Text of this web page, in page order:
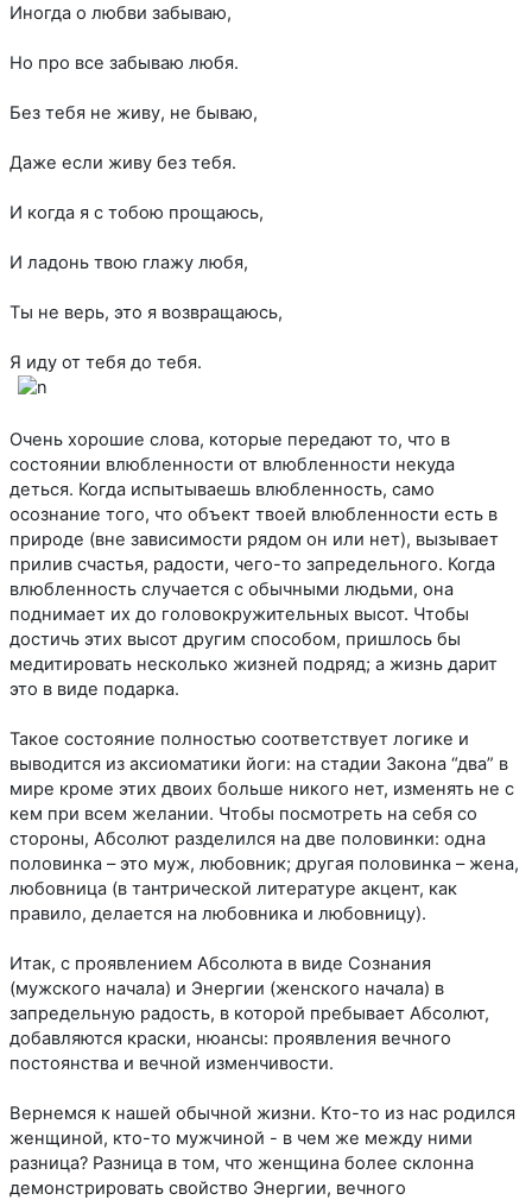
Иногда о любви забываю,
Но про все забываю любя.
Без тебя не живу, не бываю,
Даже если живу без тебя.
И когда я с тобою прощаюсь,
И ладонь твою глажу любя,
Ты не верь, это я возвращаюсь,
Я иду от тебя до тебя.
Очень хорошие слова, которые передают то, что в
состоянии влюбленности от влюбленности некуда
деться. Когда испытываешь влюбленность, само
осознание того, что объект твоей влюбленности есть в
природе (вне зависимости рядом он или нет), вызывает
прилив счастья, радости, чего-то запредельного. Когда
влюбленность случается с обычными людьми, она
поднимает их до головокружительных высот. Чтобы
достичь этих высот другим способом, пришлось бы
медитировать несколько жизней подряд; а жизнь дарит
это в виде подарка.
Такое состояние полностью соответствует логике и
выводится из аксиоматики йоги: на стадии Закона “два” в
мире кроме этих двоих больше никого нет, изменять не с
кем при всем желании. Чтобы посмотреть на себя со
стороны, Абсолют разделился на две половинки: одна
половинка – это муж, любовник; другая половинка – жена,
любовница (в тантрической литературе акцент, как
правило, делается на любовника и любовницу).
Итак, с проявлением Абсолюта в виде Сознания
(мужского начала) и Энергии (женского начала) в
запредельную радость, в которой пребывает Абсолют,
добавляются краски, нюансы: проявления вечного
постоянства и вечной изменчивости.
Вернемся к нашей обычной жизни. Кто-то из нас родился
женщиной, кто-то мужчиной - в чем же между ними
разница? Разница в том, что женщина более склонна
демонстрировать свойство Энергии, вечного